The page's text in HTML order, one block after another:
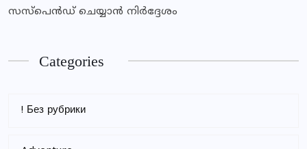
സസ്‌പെന്‍ഡ് ചെയ്യാന്‍ നിര്‍ദ്ദേശം
Categories
! Без рубрики